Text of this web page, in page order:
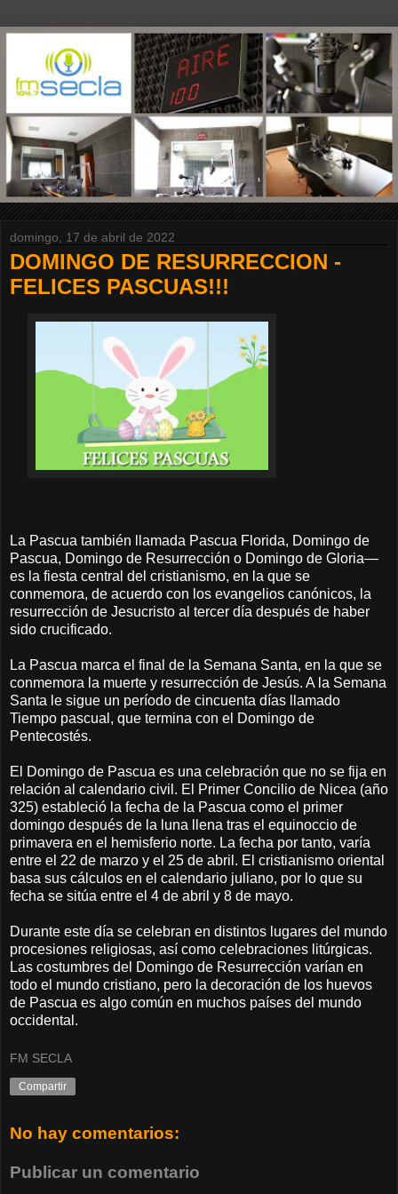
domingo, 17 de abril de 2022
DOMINGO DE RESURRECCION -
FELICES PASCUAS!!!
La Pascua también llamada Pascua Florida, Domingo de
Pascua, Domingo de Resurrección o Domingo de Gloria―
es la fiesta central del cristianismo, en la que se
conmemora, de acuerdo con los evangelios canónicos, la
resurrección de Jesucristo al tercer día después de haber
sido crucificado.
La Pascua marca el final de la Semana Santa, en la que se
conmemora la muerte y resurrección de Jesús. A la Semana
Santa le sigue un período de cincuenta días llamado
Tiempo pascual, que termina con el Domingo de
Pentecostés.
El Domingo de Pascua es una celebración que no se fija en
relación al calendario civil. El Primer Concilio de Nicea (año
325) estableció la fecha de la Pascua como el primer
domingo después de la luna llena tras el equinoccio de
primavera en el hemisferio norte. La fecha por tanto, varía
entre el 22 de marzo y el 25 de abril. El cristianismo oriental
basa sus cálculos en el calendario juliano, por lo que su
fecha se sitúa entre el 4 de abril y 8 de mayo.
Durante este día se celebran en distintos lugares del mundo
procesiones religiosas, así como celebraciones litúrgicas.
Las costumbres del Domingo de Resurrección varían en
todo el mundo cristiano, pero la decoración de los huevos
de Pascua es algo común en muchos países del mundo
occidental.
FM SECLA
Compartir
No hay comentarios:
Publicar un comentario